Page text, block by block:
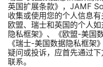
英国​扩展​条款》， JAMF
收集​或​使用​您​的​个人​信息​有
欧盟、​瑞士​和​英国​的​个人​
隐私框架》、​《欧盟-美国​
《瑞士-美国​数据​隐私框架
疑问​或​投诉，​应​首先​通过​
联系。